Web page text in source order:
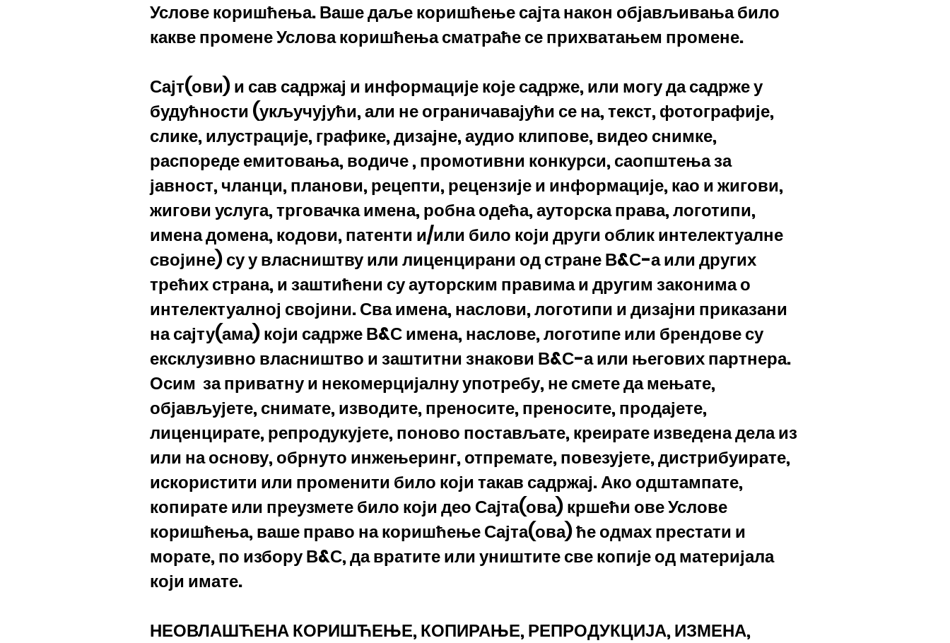
Услове коришћења. Ваше даље коришћење сајта након објављивања било
какве промене Услова коришћења сматраће се прихватањем промене.
Сајт(ови) и сав садржај и информације које садрже, или могу да садрже у
будућности (укључујући, али не ограничавајући се на, текст, фотографије,
слике, илустрације, графике, дизајне, аудио клипове, видео снимке,
распореде емитовања, водиче , промотивни конкурси, саопштења за
јавност, чланци, планови, рецепти, рецензије и информације, као и жигови,
жигови услуга, трговачка имена, робна одећа, ауторска права, логотипи,
имена домена, кодови, патенти и/или било који други облик интелектуалне
својине) су у власништву или лиценцирани од стране В&С-а или других
трећих страна, и заштићени су ауторским правима и другим законима о
интелектуалној својини. Сва имена, наслови, логотипи и дизајни приказани
на сајту(ама) који садрже В&С имена, наслове, логотипе или брендове су
ексклузивно власништво и заштитни знакови В&С-а или његових партнера.
Осим за приватну и некомерцијалну употребу, не смете да мењате,
објављујете, снимате, изводите, преносите, преносите, продајете,
лиценцирате, репродукујете, поново постављате, креирате изведена дела из
или на основу, обрнуто инжењеринг, отпремате, повезујете, дистрибуирате,
искористити или променити било који такав садржај. Ако одштампате,
копирате или преузмете било који део Сајта(ова) кршећи ове Услове
коришћења, ваше право на коришћење Сајта(ова) ће одмах престати и
морате, по избору В&С, да вратите или уништите све копије од материјала
који имате.
НЕОВЛАШЋЕНА КОРИШЋЕЊЕ, КОПИРАЊЕ, РЕПРОДУКЦИЈА, ИЗМЕНА,